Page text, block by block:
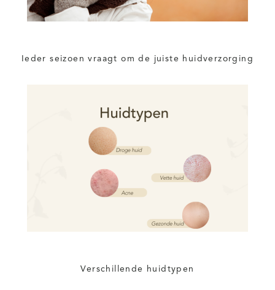
Ieder seizoen vraagt om de juiste huidverzorging
Verschillende huidtypen